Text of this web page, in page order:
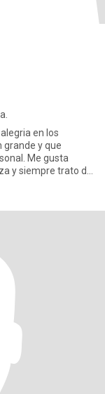
en los
grande y que
Me gusta
y siempre trato de